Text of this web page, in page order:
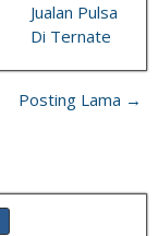
Jualan Pulsa
Di Ternate
Posting Lama →